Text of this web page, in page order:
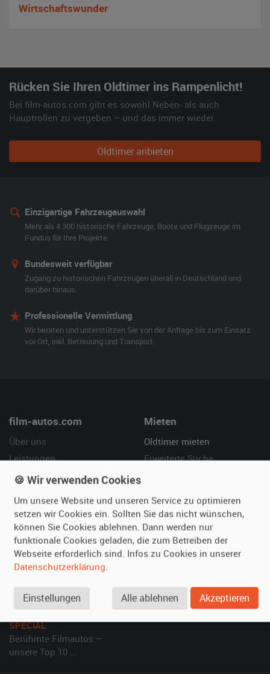
Wirtschaftswunder
Rücken Sie Ihren Oldtimer ins Rampenlicht!
Bei film-autos.com gibt es sowohl Neben- als auch
Hauptrollen zu vergeben – und das immer wieder.
Oldtimer anbieten
Einzigartige Fahrzeugauswahl
Mehr als 4.300 historische Fahrzeuge, Boote und Flugzeuge im
Fundus für Ihre Projekte.
Bundesweit verfügbar
Zugang zu historischen Fahrzeugen überall in Deutschland und
darüber hinaus.
Professionelle Vermittlung
Wir beraten und unterstützen Sie von der Anfrage bis zum Einsatz
vor Ort, inkl. Betreuung und Transport.
film-autos.com
Über uns
Leistungen
Referenzen
Mieten
Oldtimer mieten
Erweiterte Suche
Vermieten
Oldtimer anmelden
Fotos senden
Inserat verwalten
Hilfe
Häufige Fragen (FAQ)
So funktioniert's
SPECIAL
Berühmte Filmautos –
unsere Top 10 ...
🍪 Wir verwenden Cookies
Um unsere Website und unseren Service zu optimieren
setzen wir Cookies ein. Sollten Sie das nicht wünschen,
können Sie Cookies ablehnen. Dann werden nur
funktionale Cookies geladen, die zum Betreiben der
Webseite erforderlich sind. Infos zu Cookies in unserer
Datenschutzerklärung.
Einstellungen Alle ablehnen Akzeptieren